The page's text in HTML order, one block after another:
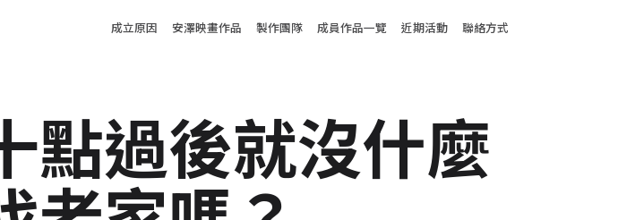
Main menu
成立原因 安澤映畫作品 製作團隊 成員作品一覽 近期活動 聯絡方式
點過後就沒什麼